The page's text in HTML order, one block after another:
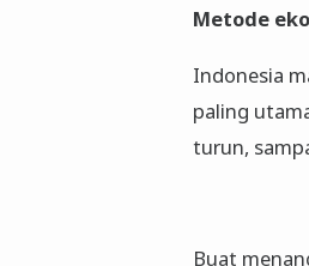
Metode
Indonesia
paling
turun,
Buat